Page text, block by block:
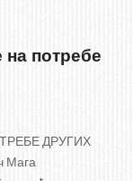
потребе
ДРУГИХ
Мага